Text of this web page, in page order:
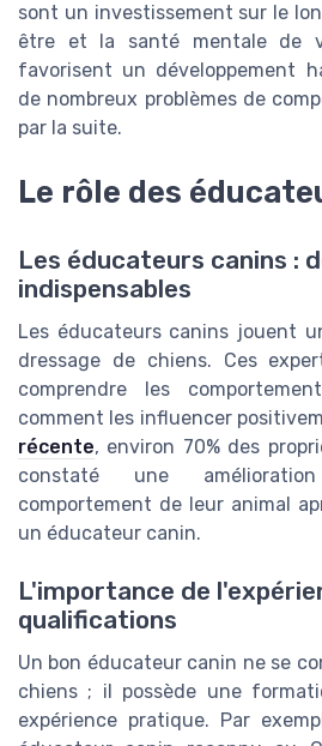
sont un investissement sur le
être et la santé mentale de
favorisent un développement
de nombreux problèmes de
par la suite.
Le rôle des
Les éducateurs canins :
indispensables
Les éducateurs canins jouent
dressage de chiens. Ces
comprendre les
comment les influencer
récente, environ 70% des
constaté une
comportement de leur animal
un éducateur canin.
L'importance de
qualifications
Un bon éducateur canin ne se
chiens ; il possède une
expérience pratique. Par